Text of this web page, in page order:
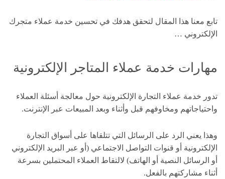
تابع معنا هذا المقال لتحقق هدفك في تحسين خدمة عملاء متجرك
الإلكتروني …
مهارات خدمة عملاء المتاجر الإلكترونية
تدور خدمة عملاء التجارة الإلكترونية حول معالجة أسئلة العملاء
واحتياجاتهم ومخاوفهم قبل وأثناء وبعد المبيعات عبر الإنترنت.
وهذا يعني الرد على الرسائل التي تتلقاها على أسواق التجارة
الإلكترونية أو قنوات التواصل الاجتماعي (أو عبر البريد الإلكتروني
أو الرسائل النصية أو الهاتف) لالتقاط العملاء المحتملين بسرعة
أثناء مشاركتهم بالفعل.